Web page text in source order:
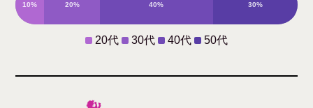
10% 20% 40% 30%
20代 30代 40代 50代